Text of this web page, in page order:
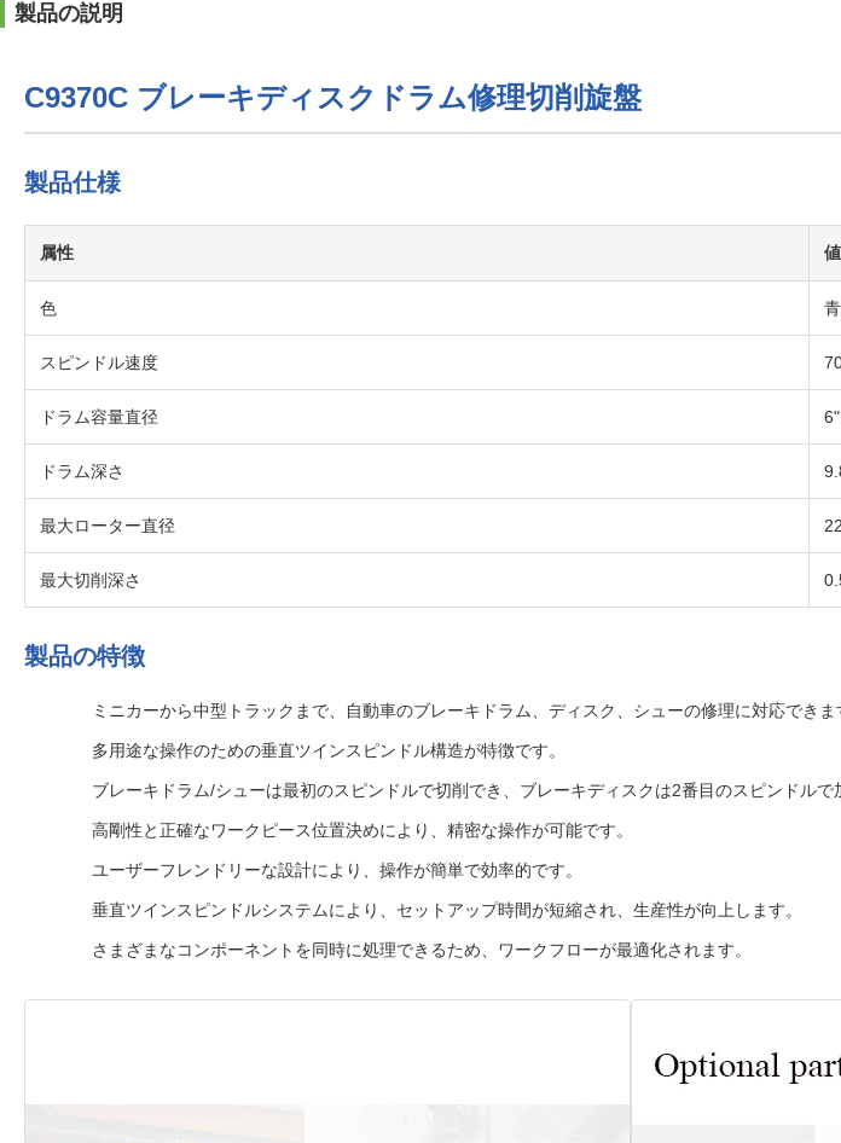
製品の説明
C9370C ブレーキディスクドラム修理切削旋盤
製品仕様
属性 値
色
スピンドル速度
ドラム容量直径
ドラム深さ
最大ローター直径
最大切削深さ
製品の特徴
ミニカーから中型トラックまで、自動車のブレーキドラム、ディスク、シューの修理に対応できま
多用途な操作のための垂直ツインスピンドル構造が特徴です。
ブレーキドラム/シューは最初のスピンドルで切削でき、ブレーキディスクは2番目のスピンドルで
高剛性と正確なワークピース位置決めにより、精密な操作が可能です。
ユーザーフレンドリーな設計により、操作が簡単で効率的です。
垂直ツインスピンドルシステムにより、セットアップ時間が短縮され、生産性が向上します。
さまざまなコンポーネントを同時に処理できるため、ワークフローが最適化されます。